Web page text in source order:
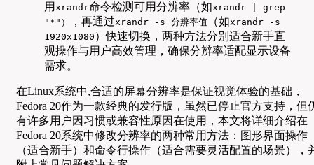
用 xrandr命令检测可用分辨率（如xrandr | grep
"*"）
，再通过xrandr -s 分辨率值 （如xrandr -s
1920x1080 ）快速切换，两种方法分别适合新手直
观操作与用户高效管理，确保分辨率适配显示设备
需求。
在Linux系统中,合适的屏幕分辨率是保证视觉体验的基础，
Fedora 20作为一款经典的发行版，虽然已停止官方支持，但
有许多用户因习惯或兼容性原因在使用，本文将详细介绍在
Fedora 20系统中修改分辨率的两种常用方法：图形界面操作
（适合新手）和命令行操作（适合需要灵活配置的场景），